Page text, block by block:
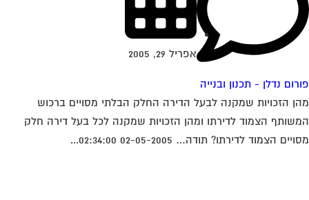
נדלן - תכנון ובנייה
אפריל 29, 2005
הזכויות שמקנה לבעל הדירה החלק הבלתי מסויים ברכוש
הצמוד לדירתו ומהן הזכויות שמקנה לכל בעל דירה חלק
הצמוד לדירתו? תודה… 02-05-2005 02:34:00...